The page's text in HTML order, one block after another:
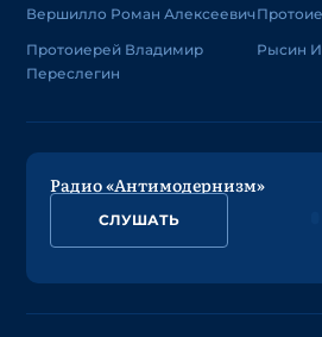
Вершилло Роман Алексеевич
Протоиерей Владимир
Переслегин
Рысин
Радио «Антимодернизм»
СЛУШАТЬ